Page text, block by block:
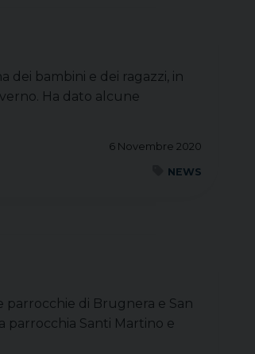
dei bambini e dei ragazzi, in
Ha dato alcune
6 Novembre 2020
NEWS
parrocchie di Brugnera e San
parrocchia Santi Martino e